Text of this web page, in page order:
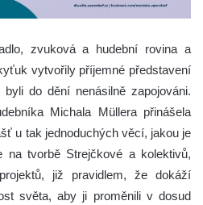
zvuková a hudební rovina a
vytvořily příjemné představení
do dění nenásilně zapojováni.
Michala Müllera přinášela
u tak jednoduchých věcí, jakou je
tvorbě Strejčkové a kolektivů,
již pravidlem, že dokáží
světa, aby ji proměnili v dosud